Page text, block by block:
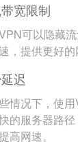
宽限制
可以隐藏
，提供更好的
迟
情况下，使
的服务器路径
高网速。